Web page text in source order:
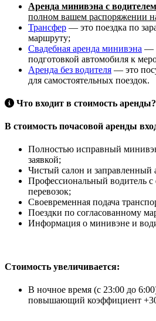
Аренда минивэна с водителем
полном вашем распоряжении
Трансфер — это поездка по
маршруту;
Свадебная аренда минивэна —
подготовкой автомобиля к
Аренда без водителя — это
для самостоятельных поездок.
Что входит в стоимость аренды?
В стоимость почасовой аренды
Полностью исправный
заявкой;
Чистый салон и заправленный
Профессиональный водитель
перевозок;
Своевременная подача
Поездки по согласованному
Информация о минивэне и
Стоимость увеличивается:
В ночное время (с 23:00 до
повышающий коэффициент